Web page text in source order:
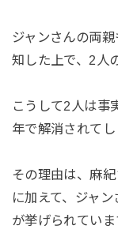
ジャンさんの両
知した上で、2人
こうして2人は事
年で解消されてし
その理由は、麻
に加えて、ジャ
が挙げられていま